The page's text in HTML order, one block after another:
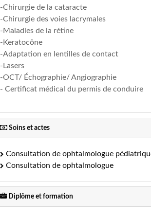
-Chirurgie de la cataracte
-Chirurgie des voies lacrymales
-Maladies de la rétine
-Keratocône
-Adaptation en lentilles de contact
-Lasers
-OCT/ Échographie/ Angiographie
- Certificat médical du permis de conduire
Soins et actes
Consultation de ophtalmologue
Consultation de ophtalmologue
Diplôme et formation